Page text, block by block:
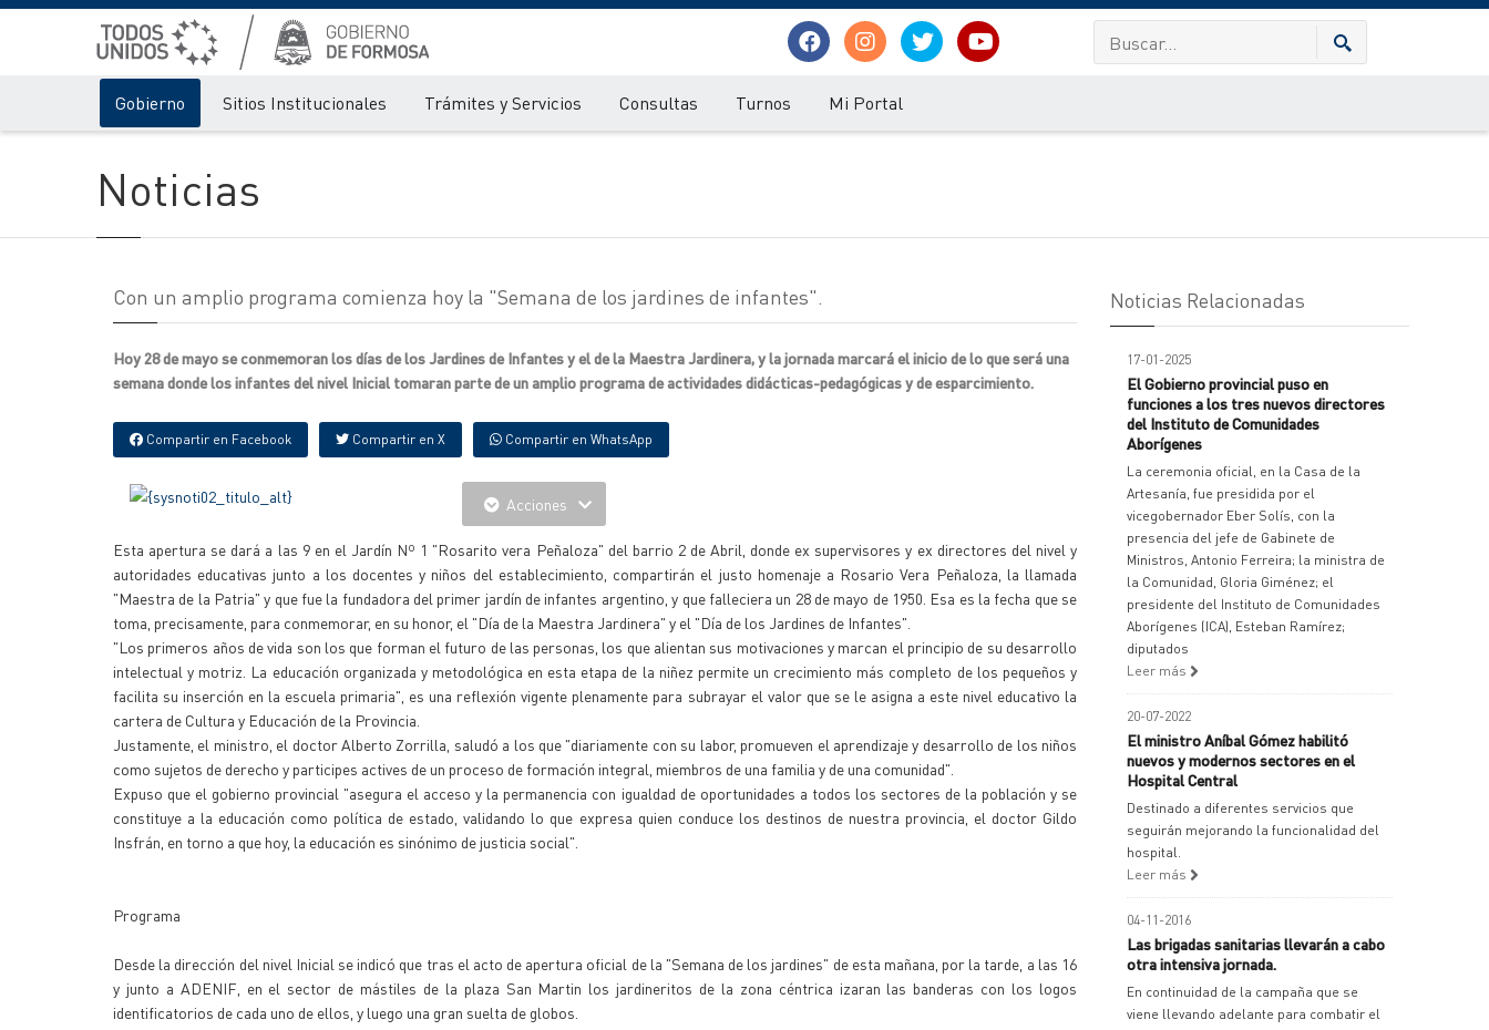
Gobierno Sitios Institucionales Trámites y Servicios Consultas Turnos Mi Portal
Noticias
Con un amplio programa comienza hoy la "Semana de los jardines de infantes".
Hoy 28 de mayo se conmemoran los días de los Jardines de Infantes y el de la Maestra Jardinera, y la jornada marcará el inicio de lo que será una
semana donde los infantes del nivel Inicial tomaran parte de un amplio programa de actividades didácticas-pedagógicas y de esparcimiento.
Compartir en Facebook Compartir en X Compartir en WhatsApp
Acciones
Esta apertura se dará a las 9 en el Jardín Nº 1 "Rosarito vera Peñaloza" del barrio 2 de Abril, donde ex supervisores y ex directores del nivel y
autoridades educativas junto a los docentes y niños del establecimiento, compartirán el justo homenaje a Rosario Vera Peñaloza, la llamada
"Maestra de la Patria" y que fue la fundadora del primer jardín de infantes argentino, y que falleciera un 28 de mayo de 1950. Esa es la fecha que se
toma, precisamente, para conmemorar, en su honor, el "Día de la Maestra Jardinera" y el "Día de los Jardines de Infantes".
"Los primeros años de vida son los que forman el futuro de las personas, los que alientan sus motivaciones y marcan el principio de su desarrollo
intelectual y motriz. La educación organizada y metodológica en esta etapa de la niñez permite un crecimiento más completo de los pequeños y
facilita su inserción en la escuela primaria", es una reflexión vigente plenamente para subrayar el valor que se le asigna a este nivel educativo la
cartera de Cultura y Educación de la Provincia.
Justamente, el ministro, el doctor Alberto Zorrilla, saludó a los que "diariamente con su labor, promueven el aprendizaje y desarrollo de los niños
como sujetos de derecho y participes actives de un proceso de formación integral, miembros de una familia y de una comunidad".
Expuso que el gobierno provincial "asegura el acceso y la permanencia con igualdad de oportunidades a todos los sectores de la población y se
constituye a la educación como política de estado, validando lo que expresa quien conduce los destinos de nuestra provincia, el doctor Gildo
Insfrán, en torno a que hoy, la educación es sinónimo de justicia social".
Programa
Desde la dirección del nivel Inicial se indicó que tras el acto de apertura oficial de la "Semana de los jardines" de esta mañana, por la tarde, a las 16
y junto a ADENIF, en el sector de mástiles de la plaza San Martin los jardineritos de la zona céntrica izaran las banderas con los logos
identificatorios de cada uno de ellos, y luego una gran suelta de globos.
Noticias Relacionadas
17-01-2025
El Gobierno provincial puso en
funciones a los tres nuevos directores
del Instituto de Comunidades
Aborígenes
La ceremonia oficial, en la Casa de la
Artesanía, fue presidida por el
vicegobernador Eber Solís, con la
presencia del jefe de Gabinete de
Ministros, Antonio Ferreira; la ministra de
la Comunidad, Gloria Giménez; el
presidente del Instituto de Comunidades
Aborígenes (ICA), Esteban Ramírez;
diputados
Leer más
20-07-2022
El ministro Aníbal Gómez habilitó
nuevos y modernos sectores en el
Hospital Central
Destinado a diferentes servicios que
seguirán mejorando la funcionalidad del
hospital.
Leer más
04-11-2016
Las brigadas sanitarias llevarán a cabo
otra intensiva jornada.
En continuidad de la campaña que se
viene llevando adelante para combatir el